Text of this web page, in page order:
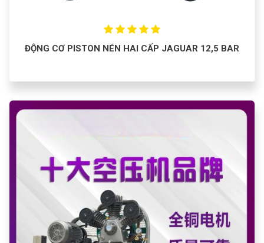
ĐỘNG CƠ PISTON NÉN HAI CẤP JAGUAR 12,5 BAR